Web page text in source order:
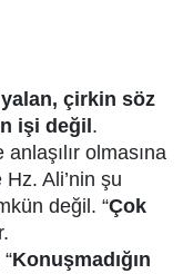
yalan, çirkin söz
işi değil .
olmasına
Ali’nin şu
değil. “Çok
Konuşmadığın